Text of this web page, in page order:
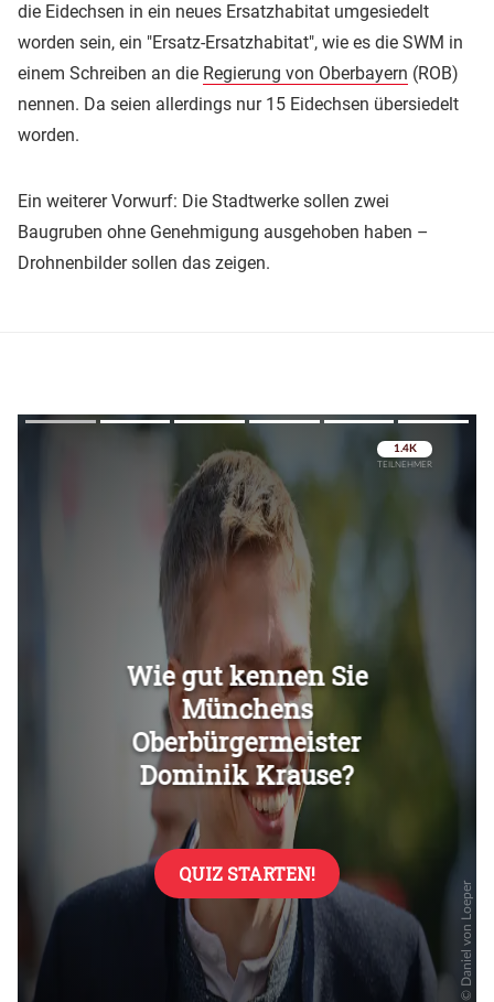
die Eidechsen in ein neues Ersatzhabitat umgesiedelt
worden sein, ein "Ersatz-Ersatzhabitat", wie es die SWM in
einem Schreiben an die Regierung von Oberbayern (ROB)
nennen. Da seien allerdings nur 15 Eidechsen übersiedelt
worden.
Ein weiterer Vorwurf: Die Stadtwerke sollen zwei
Baugruben ohne Genehmigung ausgehoben haben –
Drohnenbilder sollen das zeigen.